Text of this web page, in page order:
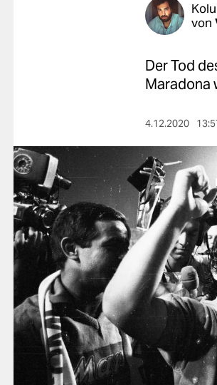
verlag
verlag
veranstaltungen
shop
fragen & hilfe
unterstützen
abo
genossenschaft
von
Der Tod
Maradona
4.12.2020